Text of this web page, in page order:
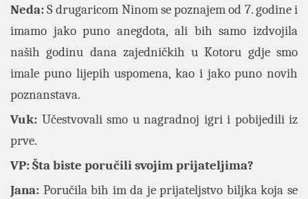
Neda: S drugaricom Ninom se poznajem od 7. godine i
imamo jako puno anegdota, ali bih samo izdvojila
naših godinu dana zajedničkih u Kotoru gdje smo
imale puno lijepih uspomena, kao i jako puno novih
poznanstava.
Vuk: Učestvovali smo u nagradnoj igri i pobijedili iz
prve.
VP: Šta biste poručili svojim prijateljima?
Jana: Poručila bih im da je prijateljstvo biljka koja se